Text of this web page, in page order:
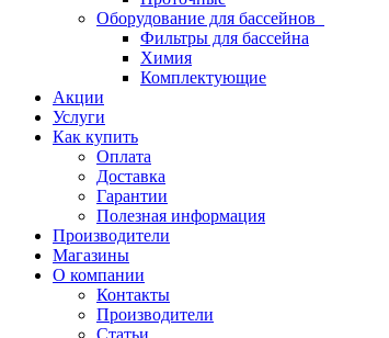
Оборудование для бассейнов
Фильтры для бассейна
Химия
Комплектующие
Акции
Услуги
Как купить
Оплата
Доставка
Гарантии
Полезная информация
Производители
Магазины
О компании
Контакты
Производители
Статьи